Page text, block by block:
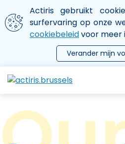
Aller au contenu principal
We gebruiken cookies
Actiris gebruikt
surfervaring op onze
cookiebeleidvoor meer
Verander mijn
le menu